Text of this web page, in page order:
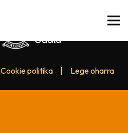
Cookie politika Lege oharra